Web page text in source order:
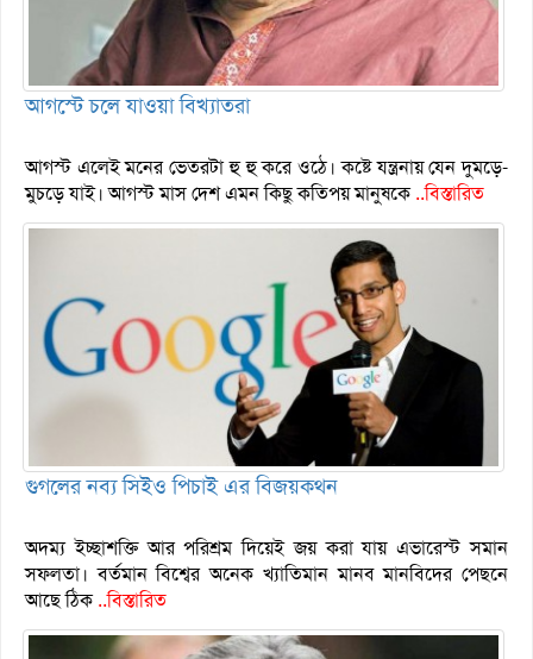
আগস্টে চলে যাওয়া বিখ্যাতরা
আগস্ট এলেই মনের ভেতরটা হু হু করে ওঠে। কষ্টে যন্ত্রনায় যেন দুমড়ে-
মুচড়ে যাই। আগস্ট মাস দেশ এমন কিছু কতিপয় মানুষকে..বিস্তারিত
গুগলের নব্য সিইও পিচাই এর বিজয়কথন
অদম্য ইচ্ছাশক্তি আর পরিশ্রম দিয়েই জয় করা যায় এভারেস্ট সমান
সফলতা। বর্তমান বিশ্বের অনেক খ্যাতিমান মানব মানবিদের পেছনে
আছে ঠিক..বিস্তারিত